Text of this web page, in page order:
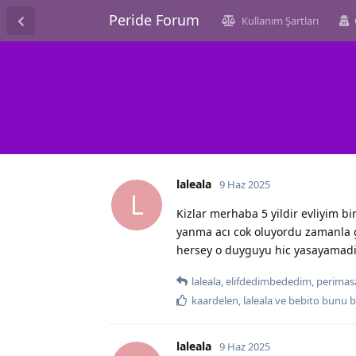
Peride Forum Kullanım Şartları
L
laleala 9 Haz 2025
Kizlar merhaba 5 yildir evliyim
yanma acı cok oluyordu
hersey o duyguyu hic
laleala,elifdedimbededim,
kaardelen, lalealave bebito bunu
laleala 9 Haz 2025